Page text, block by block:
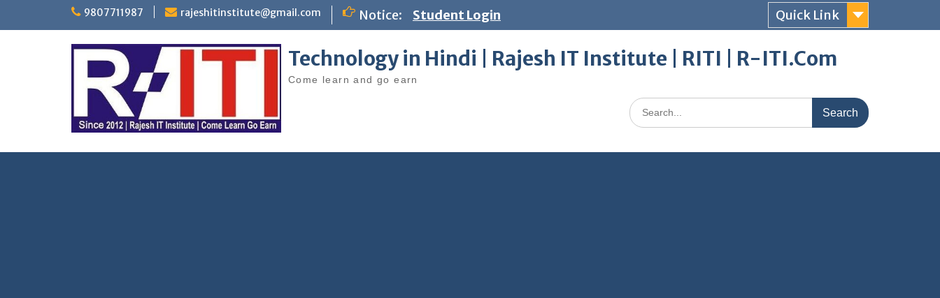
to
9807711987 rajeshitinstitute@gmail.com Notice: Student Login Quick Link
Technology in Hindi | Rajesh IT Institute | RITI | R-ITI.Com
Come learn and go earn
Search
for: